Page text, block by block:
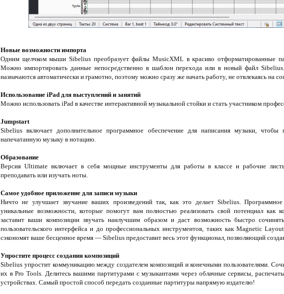
Новые возможности импорта
Одним щелчком мыши Sibelius преобразует файлы MusicXML в красиво отформатированные
Можно импортировать данные непосредственно в шаблон перехода или в новый файл
назначаются автоматически и грамотно, поэтому можно сразу же начать работу, не отвлекаясь на
Использование iPad для выступлений и занятий
Можно использовать iPad в качестве интерактивной музыкальной стойки и стать участником
Jumpstart
Sibelius включает дополнительное программное обеспечение для написания музыки, чтобы
напечатанную музыку в нотацию.
Образование
Версия Ultimate включает в себя мощные инструменты для работы в классе и рабочие
преподавать или изучать ноты.
Самое удобное приложение для записи музыки
Ничто не улучшает звучание ваших произведений так, как это делает Sibelius.
уникальные возможности, которые помогут вам полностью реализовать свой потенциал как
заставит ваши композиции звучать наилучшим образом и даст возможность быстро
пользовательского интерфейса и до профессиональных инструментов, таких как Magnetic
сэкономят ваше бесценное время — Sibelius предоставит весь этот функционал, позволяющий
Упростите процесс создания композиций
Sibelius упростит коммуникацию между создателем композиций и конечными пользователями.
их в Pro Tools. Делитесь вашими партитурами с музыкантами через облачные сервисы,
устройствах. Самый простой способ передать созданные партитуры напрямую издателю!